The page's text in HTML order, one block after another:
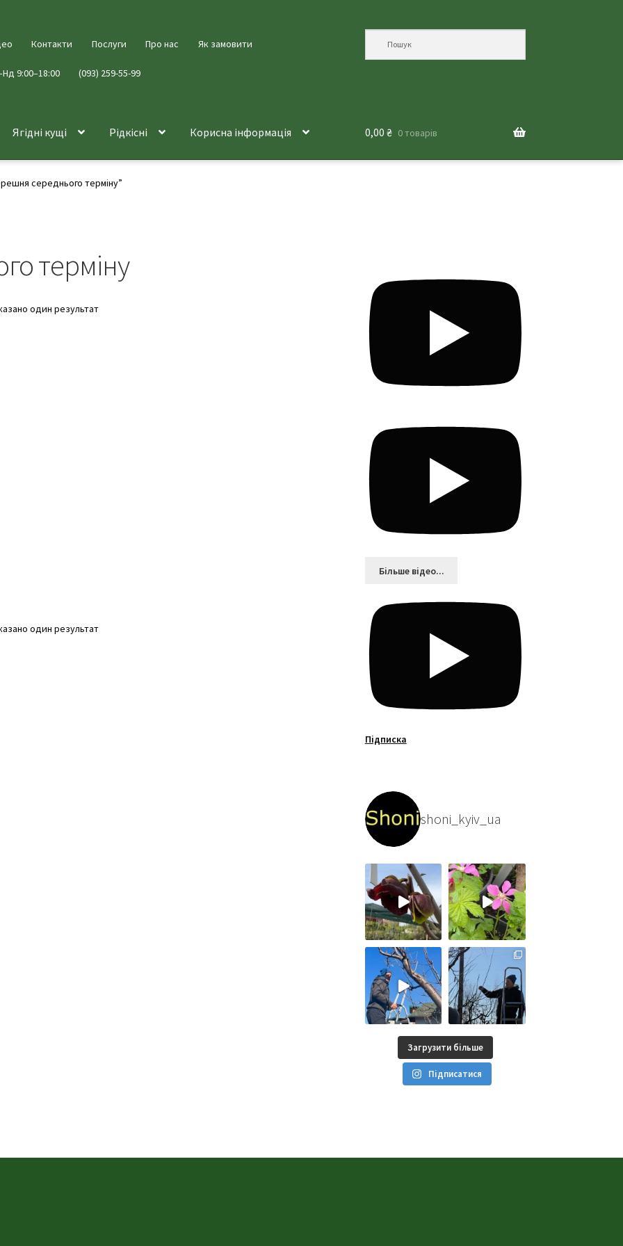
Контакти Послуги Про нас Як замовити
9:00–18:00 (093) 259-55-99
Ягідні кущі Рідкісні Корисна інформація 0,00 ₴ 0 товарів
середнього терміну”
терміну
один результат
один результат
Більшe відео...
Підписка
shoni_kyiv_ua
Загрузити більше
Підписатися